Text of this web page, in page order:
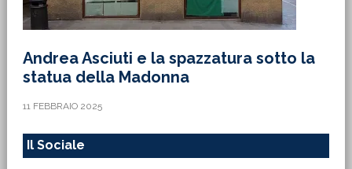
Andrea Asciuti e la spazzatura sotto la
statua della Madonna
11 FEBBRAIO 2025
Il Sociale